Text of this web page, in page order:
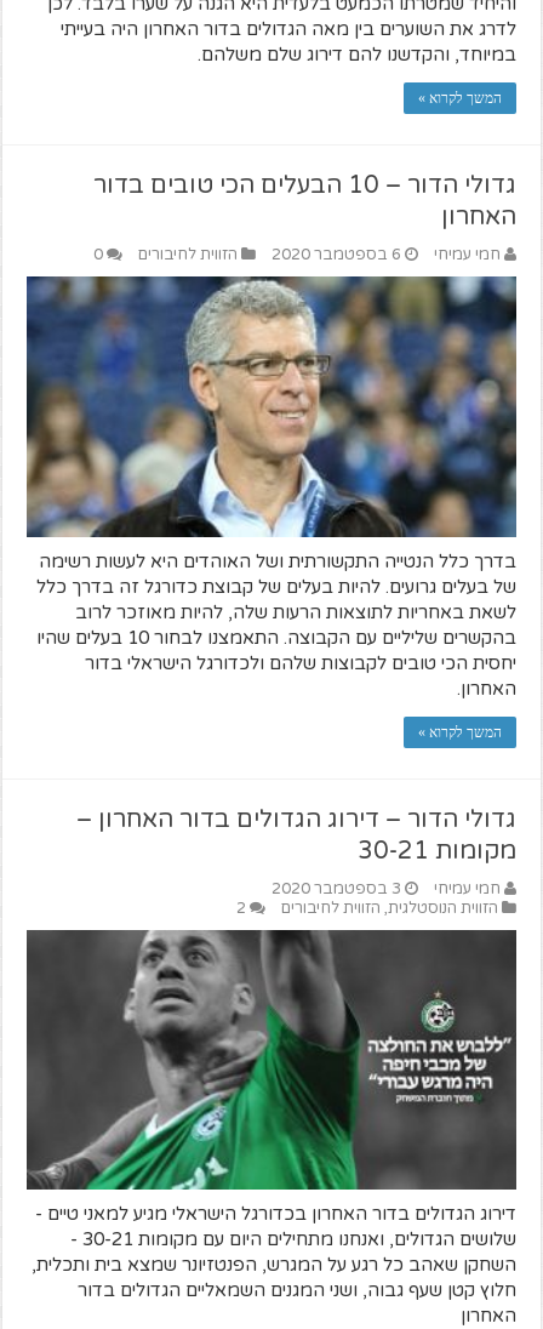
לדרג את השוערים בין מאה הגדולים בדור האחרון היה בעייתי
במיוחד, והקדשנו להם דירוג שלם משלהם.
המשך לקרוא »
גדולי הדור – 10 הבעלים הכי טובים בדור
האחרון
חמי עמיחי 6 בספטמבר 2020 הזווית לחיבורים 0
בדרך כלל הנטייה התקשורתית ושל האוהדים היא לעשות רשימה
של בעלים גרועים. להיות בעלים של קבוצת כדורגל זה בדרך כלל
לשאת באחריות לתוצאות הרעות שלה, להיות מאוזכר לרוב
בהקשרים שליליים עם הקבוצה. התאמצנו לבחור 10 בעלים שהיו
יחסית הכי טובים לקבוצות שלהם ולכדורגל הישראלי בדור
האחרון.
המשך לקרוא »
גדולי הדור – דירוג הגדולים בדור האחרון –
מקומות 30-21
חמי עמיחי
3 בספטמבר 2020
הזווית הנוסטלגית, הזווית לחיבורים 2
דירוג הגדולים בדור האחרון בכדורגל הישראלי מגיע למאני טיים -
שלושים הגדולים, ואנחנו מתחילים היום עם מקומות 30-21 -
השחקן שאהב כל רגע על המגרש, הפנטזיונר שמצא בית ותכלית,
חלוץ קטן שעף גבוה, ושני המגנים השמאליים הגדולים בדור
האחרון